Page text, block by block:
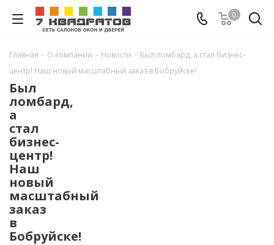
0
Главная - О компании - Новости - Был ломбард, а стал бизнес-
центр! Наш новый масштабный заказ в Бобруйске!
Был
ломбард,
а
стал
бизнес-
центр!
Наш
новый
масштабный
заказ
в
Бобруйске!